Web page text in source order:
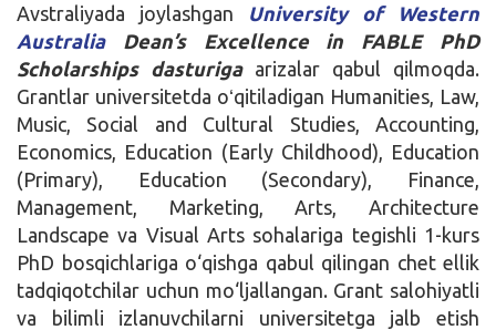
Avstraliyada joylashgan University of Western
Australia
Dean’s Excellence in FABLE PhD
Scholarships dasturigaarizalar qabul qilmoqda.
Grantlar universitetda oʻqitiladigan Humanities, Law,
Music, Social and Cultural Studies, Accounting,
Economics, Education (Early Childhood), Education
(Primary), Education (Secondary), Finance,
Management, Marketing, Arts, Architecture
Landscape va Visual Arts sohalariga tegishli 1-kurs
PhD bosqichlariga o‘qishga qabul qilingan chet ellik
tadqiqotchilar uchun mo‘ljallangan. Grant salohiyatli
va bilimli izlanuvchilarni universitetga jalb etish